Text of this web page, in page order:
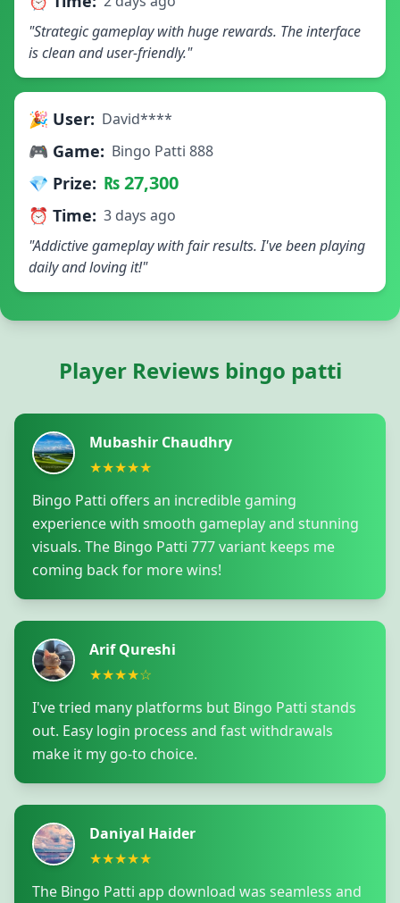
"Strategic gameplay with huge rewards. The interface
is clean and user-friendly."
🎉 User: David****
🎮 Game: Bingo Patti 888
💎 Prize: ₨ 27,300
⏰ Time: 3 days ago
"Addictive gameplay with fair results. I've been playing
daily and loving it!"
Player Reviews bingo patti
Mubashir Chaudhry
★★★★★
Bingo Patti offers an incredible gaming
experience with smooth gameplay and stunning
visuals. The Bingo Patti 777 variant keeps me
coming back for more wins!
Arif Qureshi
★★★★☆
I've tried many platforms but Bingo Patti stands
out. Easy login process and fast withdrawals
make it my go-to choice.
Daniyal Haider
★★★★★
The Bingo Patti app download was seamless and